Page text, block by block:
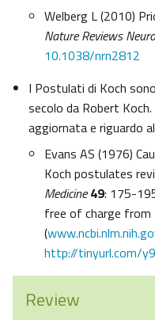
Welberg L (2010)
Nature Reviews
10.1038/nrn2812
I Postulati di Koch
secolo da Robert
aggiornata e riguardo
Evans AS (1976)
Koch postulates
Medicine 49: 175-
free of charge from
(
http://tinyurl.com/
Review